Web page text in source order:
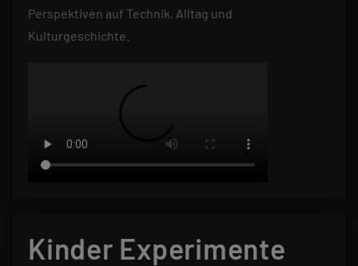
Perspektiven auf Technik, Alltag und
Kulturgeschichte.
Kinder Experimente